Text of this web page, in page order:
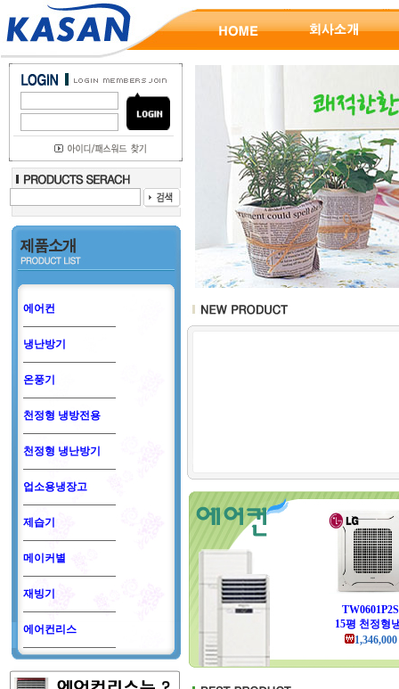
에어컨
냉난방기
온풍기
천정형 냉방전용
천정형 냉난방기
업소용냉장고
제습기
메이커별
재빙기
에어컨리스
TW0601P2S
15평 천정형
1,346,000